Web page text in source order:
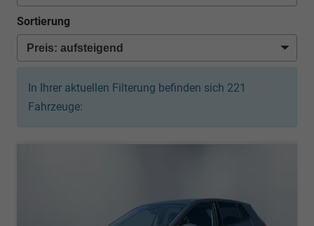
Sortierung
In Ihrer aktuellen Filterung befinden sich 221
Fahrzeuge: